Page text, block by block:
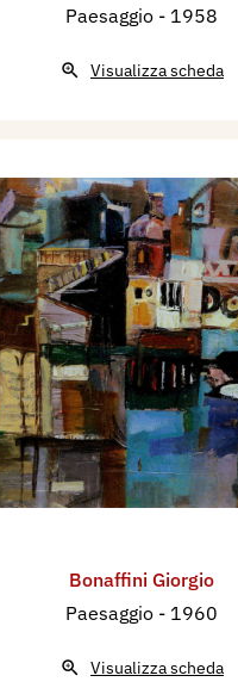
Paesaggio - 1958
Visualizza scheda
Bonaffini Giorgio
Paesaggio - 1960
Visualizza scheda